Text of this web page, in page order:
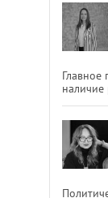
наличие